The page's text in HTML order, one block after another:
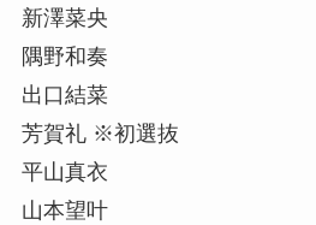
新澤菜央
隅野和奏
出口結菜
芳賀礼 ※初選抜
平山真衣
山本望叶